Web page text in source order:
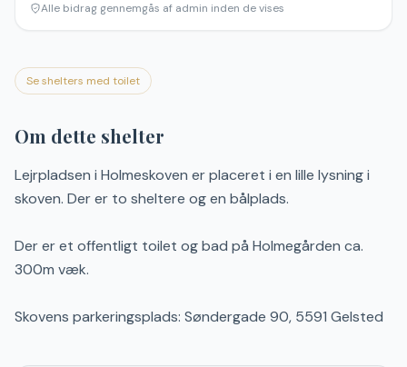
Alle bidrag gennemgås af admin inden de vises
Se shelters med toilet
Om dette shelter
Lejrpladsen i Holmeskoven er placeret i en lille lysning i
skoven. Der er to sheltere og en bålplads.
Der er et offentligt toilet og bad på Holmegården ca.
300m væk.
Skovens parkeringsplads: Søndergade 90, 5591 Gelsted